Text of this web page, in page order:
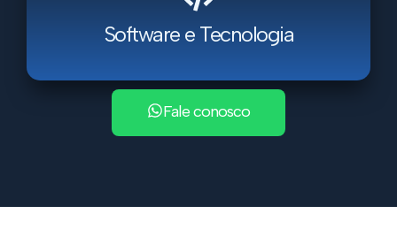
Software e Tecnologia
Fale conosco